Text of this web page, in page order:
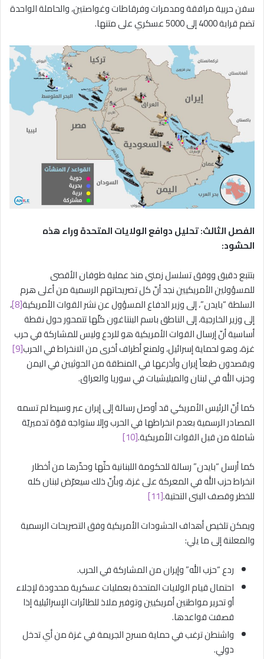
سفن حربية مرافقة ومدمرات وفرقاطات وغواصتين، والحاملة الواحدة
تضم قرابة 4000 إلى 5000 عسكري على متنها.
الفصل الثالث: تحليل دوافع الولايات المتحدة وراء هذه
الحشود:
بتتبع دقيق ووفق تسلسل زمني منذ عملية طوفان الأقصى
للمسؤولين الأمريكيين نجد أنّ كل تصريحاتهم الرسمية من أعلى هرم
السلطة “بايدن”، إلى وزير الدفاع المسؤول عن نشر القوات الأمريكية[8] ،
إلى وزير الخارجية، إلى الناطق باسم البنتاغون كلّها تتمحور حول نقطة
أساسية أنّ إرسال القوات الأمريكية هو للردع وليس للمشاركة في حرب
غزة، وهو لحماية إسرائيل، ولمنع أطراف أخرى من الانخراط في الحرب[9]
ويقصدون طبعاً إيران وأذرعها في المنطقة من الحوثيين في اليمن
وحزب الله في لبنان والميليشيات في سوريا والعراق.
كما أنّ الرئيس الأمريكي قد أوصل رسالة إلى إيران عبر وسيط لم تسمه
المصادر الرسمية بعدم انخراطها في الحرب وإلا ستواجه قوّة تدميريّة
شاملة من قبل القوات الأمريكية.[10]
كما أرسل “بايدن” رسالة للحكومة اللبنانية حثّها وحذّرها من أخطار
انخراط حزب الله في المعركة على غزة، وبأنّ ذلك سيعرّض لبنان كله
للخطر وقصف البنى التحتية.[11]
ويمكن تلخيص أهداف الحشودات الأمريكية وفق التصريحات الرسمية
والمعلنة إلى ما يلي:
ردع “حزب الله” وإيران من المشاركة في الحرب.
احتمال قيام الولايات المتحدة بعمليات عسكرية محدودة لإجلاء
أو تحرير مواطنين أمريكيين وتوفير ملاذ للطائرات الإسرائيلية إذا
قصفت قواعدها.
واشنطن ترغب في حماية مسرح الجريمة في غزة من أي تدخل
دولي.